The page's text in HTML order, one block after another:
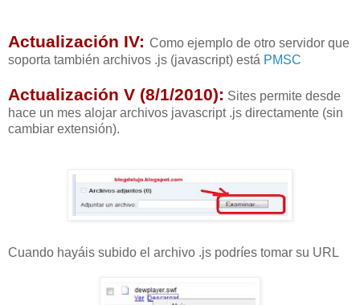
Actualización IV: Como ejemplo de otro servidor que
soporta también archivos .js (javascript) está PMSC
Actualización V (8/1/2010): Sites permite desde
hace un mes alojar archivos javascript .js directamente (sin
cambiar extensión).
Cuando hayáis subido el archivo .js podríes tomar su URL